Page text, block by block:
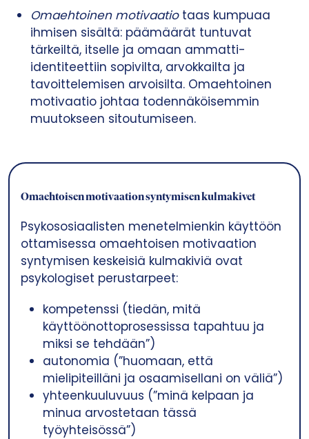
Omaehtoinen motivaatiotaas kumpuaa
ihmisen sisältä: päämäärät tuntuvat
tärkeiltä, itselle ja omaan ammatti-
identiteettiin sopivilta, arvokkailta ja
tavoittelemisen arvoisilta. Omaehtoinen
motivaatio johtaa todennäköisemmin
muutokseen sitoutumiseen.
Omaehtoisen motivaation syntymisen kulmakivet
Psykososiaalisten menetelmienkin käyttöön
ottamisessa omaehtoisen motivaation
syntymisen keskeisiä kulmakiviä ovat
psykologiset perustarpeet:
kompetenssi (tiedän, mitä
käyttöönottoprosessissa tapahtuu ja
miksi se tehdään”)
autonomia (”huomaan, että
mielipiteilläni ja osaamisellani on väliä”)
yhteenkuuluvuus (”minä kelpaan ja
minua arvostetaan tässä
työyhteisössä”)